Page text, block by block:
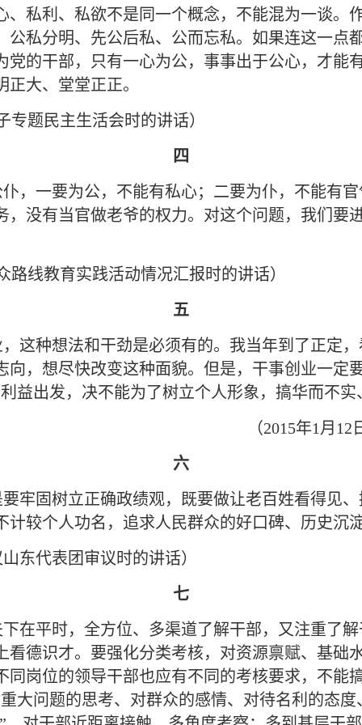
私利、私欲不是同一个概念，不能混为一谈。
私分明、先公后私、公而忘私。如果连这一点
的干部，只有一心为公，事事出于公心，才能
大、堂堂正正。
题民主生活会时的讲话）
四
，一要为公，不能有私心；二要为仆，不能有
没有当官做老爷的权力。对这个问题，我们要
线教育实践活动情况汇报时的讲话）
五
这种想法和干劲是必须有的。我当年到了正定
，想尽快改变这种面貌。但是，干事创业一定
益出发，决不能为了树立个人形象，搞华而不
（2015年1月
六
牢固树立正确政绩观，既要做让老百姓看得见
较个人功名，追求人民群众的好口碑、历史沉
东代表团审议时的讲话）
七
在平时，全方位、多渠道了解干部，又注重了
德识才。要强化分类考核，对资源禀赋、基础
岗位的领导干部也应有不同的考核要求，不能
大问题的思考、对群众的感情、对待名利的态